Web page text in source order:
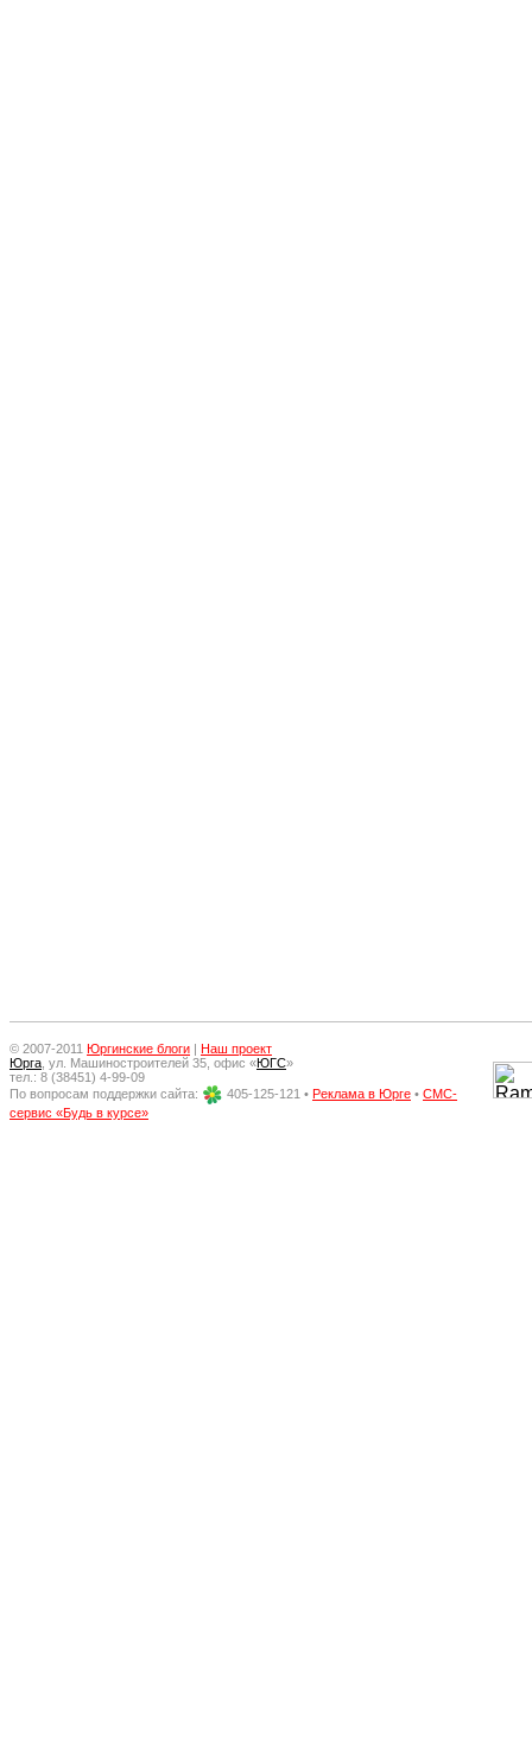
© 2007-2011 Юргинские блоги | Наш проект
Юрга , ул. Машиностроителей 35, офис «ЮГС»
тел.: 8 (38451) 4-99-09
По вопросам поддержки сайта:
405-125-121 • Реклама в Юрге • СМС-
сервис «Будь в курсе»